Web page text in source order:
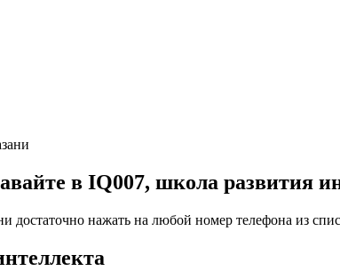
в IQ007, школа развития
достаточно нажать на любой номер телефона из